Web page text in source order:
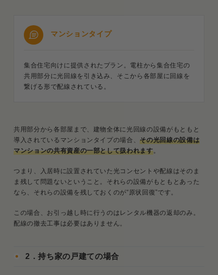
Q．撤去工事をせずに退去してしまいまし
た。後から請求されますか？
まとめ．引っ越しに伴う光回線の撤去は不要！物件
とプランの契約内容が判断基準
マンションタイプ
集合住宅向けに提供されたプラン。電柱から集合住宅の
共用部分に光回線を引き込み、そこから各部屋に回線を
繋げる形で配線されている。
共用部分から各部屋まで、建物全体に光回線の設備がもともと
導入されているマンションタイプの場合、その光回線の設備は
マンションの共有資産の一部として扱われます。
つまり、入居時に設置されていた光コンセントや配線はそのま
ま残して問題ないということ。それらの設備がもともとあった
なら、それらの設備を残しておくのが“原状回復”です。
この場合、お引っ越し時に行うのはレンタル機器の返却のみ。
配線の撤去工事は必要はありません。
2．持ち家の戸建ての場合